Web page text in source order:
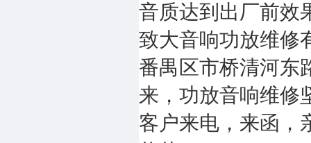
音质达到出厂前效
致大音响功放维修
番禺区市桥清河东
来，功放音响维修
客户来电，来函，